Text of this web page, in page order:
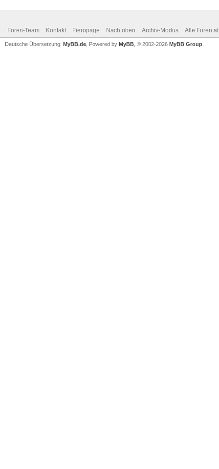
Foren-Team Kontakt Fieropage Nach oben Archiv-Modus Alle Foren
Deutsche Übersetzung: MyBB.de , Powered by MyBB , © 2002-2026 MyBB Group